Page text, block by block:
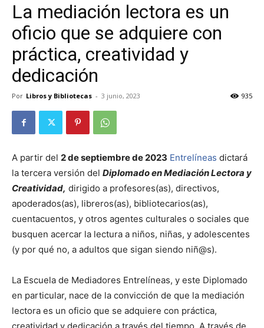
La mediación lectora es un
oficio que se adquiere con
práctica, creatividad y
dedicación
Por Libros y Bibliotecas - 3 junio, 2023 935
A partir del 2 de septiembre de 2023 Entrelíneas dictará
la tercera versión del Diplomado en Mediación Lectora y
Creatividad, dirigido a profesores(as), directivos,
apoderados(as), libreros(as), bibliotecarios(as),
cuentacuentos, y otros agentes culturales o sociales que
busquen acercar la lectura a niños, niñas, y adolescentes
(y por qué no, a adultos que sigan siendo niñ@s).
La Escuela de Mediadores Entrelíneas, y este Diplomado
en particular, nace de la convicción de que la mediación
lectora es un oficio que se adquiere con práctica,